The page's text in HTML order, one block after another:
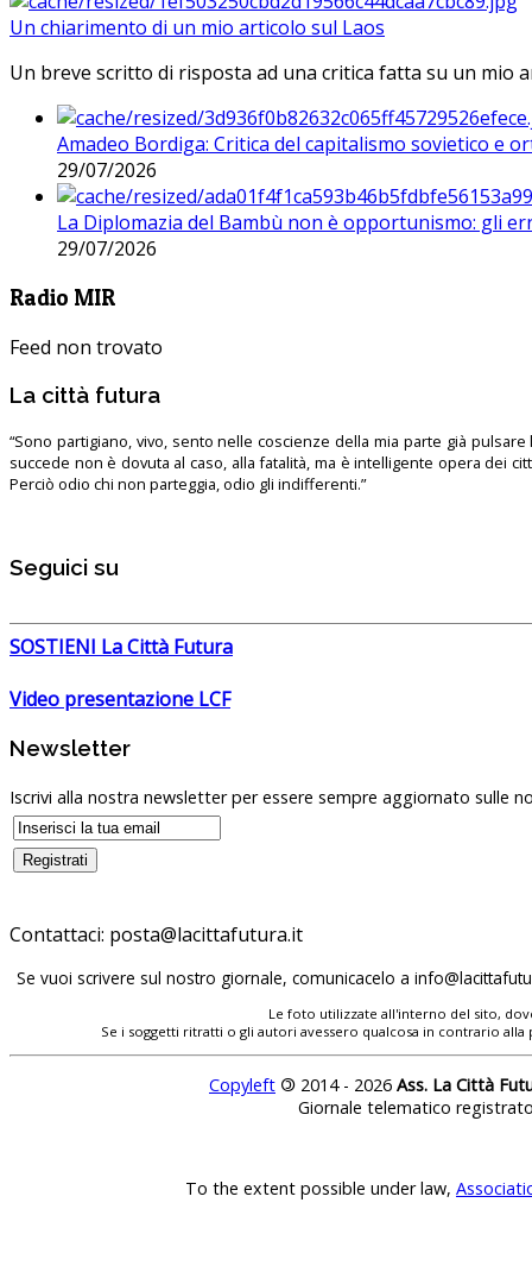
Un chiarimento di un mio articolo sul Laos
Un breve scritto di risposta ad una critica fatta su un mio
Amadeo Bordiga: Critica del capitalismo sovietico e
29/07/2026
La Diplomazia del Bambù non è opportunismo: gli
29/07/2026
Radio MIR
Feed non trovato
La città futura
“Sono partigiano, vivo, sento nelle coscienze della mia parte già pulsare
succede non è dovuta al caso, alla fatalità, ma è intelligente opera dei
Perciò odio chi non parteggia, odio gli indifferenti.”
Seguici su
SOSTIENI La Città Futura
Video presentazione LCF
Newsletter
Iscrivi alla nostra newsletter per essere sempre aggiornato sulle
Contattaci:
Se vuoi scrivere sul nostro giornale, comunicacelo a
Le foto utilizzate all'interno del sito,
Se i soggetti ritratti o gli autori avessero qualcosa in contrario
Copyleft © 2014 - 2026 Ass. La Città
Giornale telematico
To the extent possible under law,